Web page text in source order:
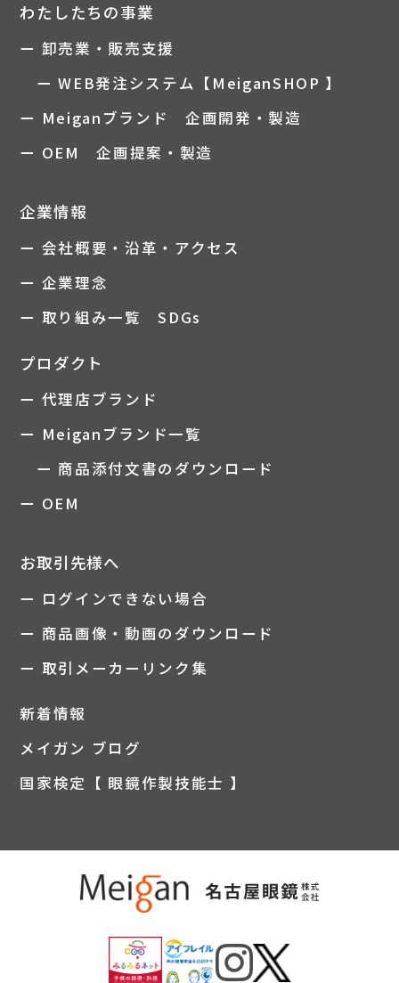
わたしたちの事業
ー 卸売業・販売支援
ー WEB発注システム【MeiganSHOP 】
ー Meiganブランド 企画開発・製造
ー OEM 企画提案・製造
企業情報
ー 会社概要・沿革・アクセス
ー 企業理念
ー 取り組み一覧 SDGs
プロダクト
ー 代理店ブランド
ー Meiganブランド一覧
ー 商品添付文書のダウンロード
ー OEM
お取引先様へ
ー ログインできない場合
ー 商品画像・動画のダウンロード
ー 取引メーカーリンク集
新着情報
メイガン ブログ
国家検定【 眼鏡作製技能士 】